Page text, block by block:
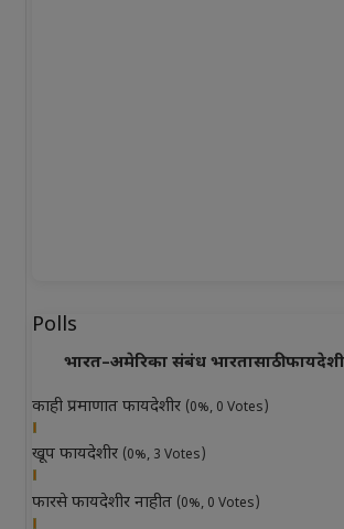
Polls
भारत–अमेरिका संबंध भारतासाठी
काही प्रमाणात फायदेशीर (0%, 0 Votes)
खूप फायदेशीर (0%, 3 Votes)
फारसे फायदेशीर नाहीत (0%, 0 Votes)